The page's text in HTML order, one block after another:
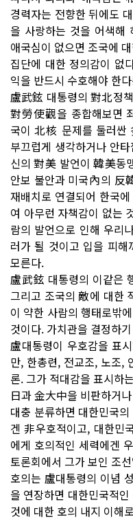
경력자는 전향한 뒤에도
을 사랑하는 것을 어색해
애국심이 없으면 조국에
집단에 대한 정의감이 없
익을 반드시 수호해야 한
盧武鉉 대통령의 對北정
對勞使觀을 종합해보면
국이 北核 문제를 둘러싼
부끄럽게 생각하거나 안
신의 對美 발언이 韓美동
안보 불안과 미국內의 反
재배치로 연결되어 한국
여 아무런 자책감이 없는
람의 발언으로 인해 우리
러가 될 것이고 입을 피해
모른다.
盧武鉉 대통령의 이같은
그리고 조국의 敵에 대한
이 약한 사람의 행태로밖
것이다. 가치관을 결정하
盧대통령이 우호감을 표
만, 한총련, 전교조, 노조,
론. 그가 적대감을 표시하
日과 金大中을 비판하거
대충 분류하면 대한민국
겐 非우호적이고, 대한민
에게 호의적인 세력에겐
토론회에서 그가 보인 조
호의는 盧대통령의 이념
을 연장하면 대한민국적
것에 대한 호의 내지 이해